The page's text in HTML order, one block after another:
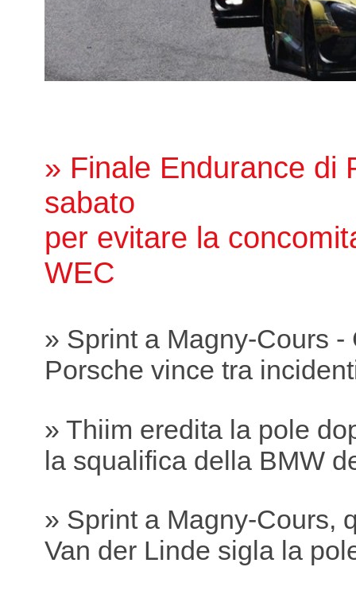
» Finale Endurance di
sabato
per evitare la
WEC
» Sprint a Magny-Cours -
Porsche vince tra
» Thiim eredita la pole
la squalifica della BMW
» Sprint a Magny-Cours,
Van der Linde sigla la